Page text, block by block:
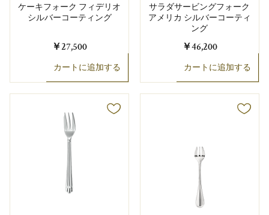
ケーキフォーク フィデリオ
シルバーコーティング
￥27,500
カートに追加する
サラダサービングフォーク
アメリカ シルバーコーティ
ング
￥46,200
カートに追加する